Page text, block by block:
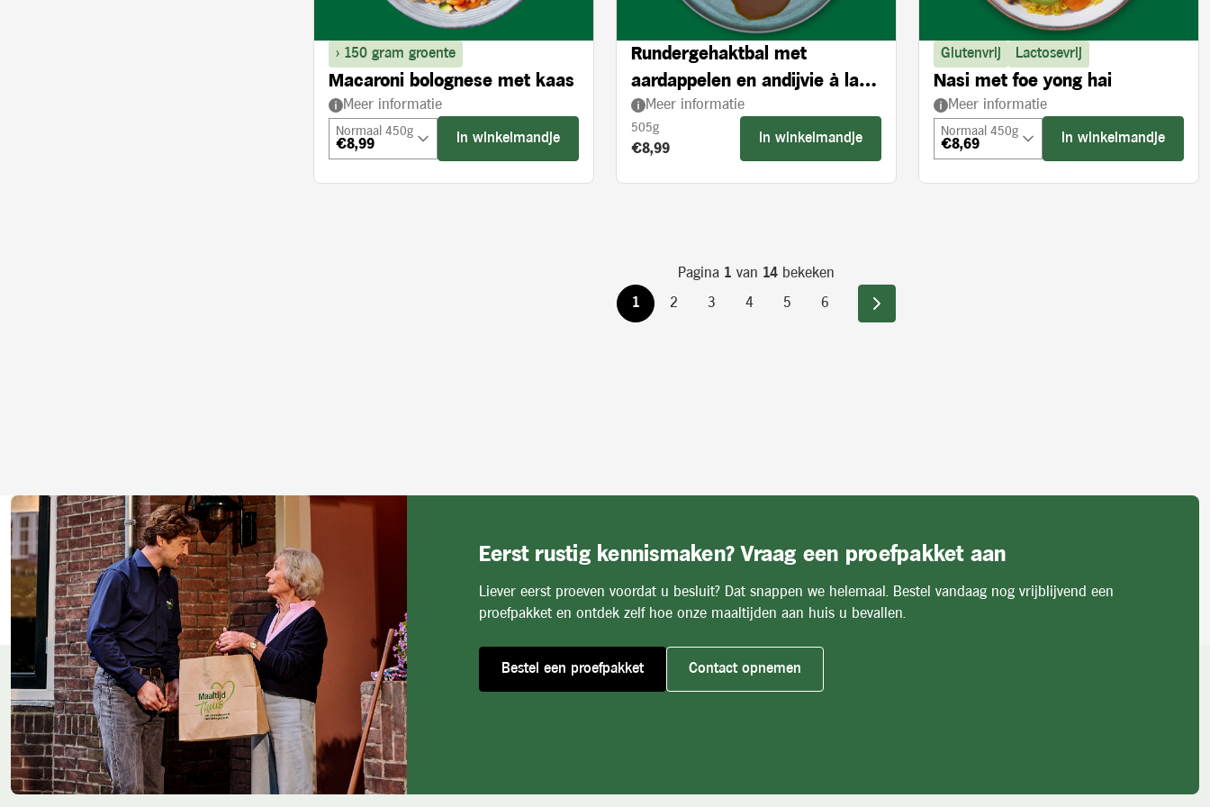
> 150 gram groente
Macaroni bolognese met kaas
Meer informatie
Normaal 450g
€8,99 In winkelmandje
Rundergehaktbal met
aardappelen en andijvie à la
crème
Meer informatie
505g
Product prijs:
€8,99
In winkelmandje
Glutenvrij Lactosevrij
Nasi met foe yong hai
Meer informatie
Normaal 450g
€8,69 In winkelmandje
Pagina 1 van 14 bekeken
1 2 3 4 5 6
Eerst rustig kennismaken? Vraag een proefpakket aan
Liever eerst proeven voordat u besluit? Dat snappen we helemaal. Bestel vandaag nog vrijblijvend een
proefpakket en ontdek zelf hoe onze maaltijden aan huis u bevallen.
Bestel een proefpakket Contact opnemen